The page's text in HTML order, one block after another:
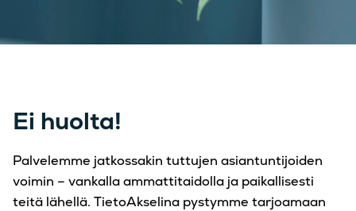
Ei huolta!
Palvelemme jatkossakin tuttujen asiantuntijoiden
voimin – vankalla ammattitaidolla ja paikallisesti
teitä lähellä. TietoAkselina pystymme tarjoamaan